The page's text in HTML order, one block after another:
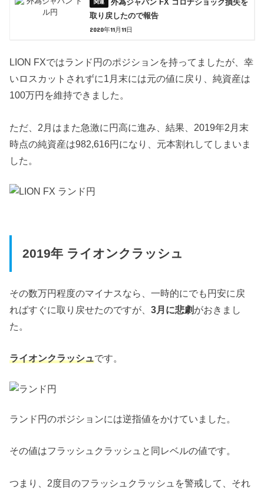
外為ジャパン FX コロナショック損失を
取り戻したので報告
2020年11月11日
LION FXではランド円のポジションを持ってましたが、幸
いロスカットされずに1月末には元の値に戻り、純資産は
100万円を維持できました。
ただ、2月はまた急激に円高に進み、結果、2019年2月末
時点の純資産は982,616円になり、元本割れしてしまいま
した。
2019年 ライオンクラッシュ
その数万円程度のマイナスなら、一時的にでも円安に戻
ればすぐに取り戻せたのですが、3月に悲劇 がおきまし
た。
ライオンクラッシュです。
ランド円のポジションには逆指値をかけていました。
その値はフラッシュクラッシュと同レベルの値です。
つまり、2度目のフラッシュクラッシュを警戒して、それ